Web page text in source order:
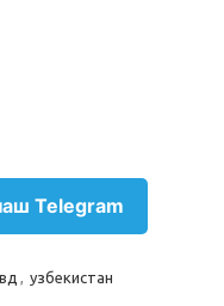
Telegram
, узбекистан